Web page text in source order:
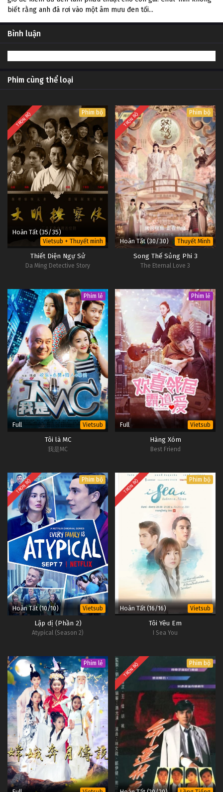
biết rằng anh đã rơi vào một âm mưu đen tối...
Bình luận
Phim cùng thể loại
TRỌN BỘ Phim bộ
Hoàn Tất (35/35)
Vietsub + Thuyết minh
Thiết Diện Ngự Sử
Da Ming Detective Story
TRỌN BỘ Phim bộ
Hoàn Tất (30/30) Thuyết Minh
Song Thế Sủng Phi 3
The Eternal Love 3
Phim lẻ
Full Vietsub
Tôi là MC
我是MC
Phim lẻ
Full Vietsub
Hàng Xóm
Best Friend
TRỌN BỘ Phim bộ
Hoàn Tất (10/10) Vietsub
Lập dị (Phần 2)
Atypical (Season 2)
TRỌN BỘ Phim bộ
Hoàn Tất (16/16) Vietsub
Tôi Yêu Em
I Sea You
Phim lẻ TRỌN BỘ Phim bộ